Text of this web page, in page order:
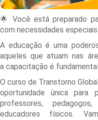
🌟 Você está preparado
com necessidades
A educação é uma
aqueles que atuam nas
a capacitação é
O curso de Transtorno
oportunidade única para
professores,
educadores físicos.